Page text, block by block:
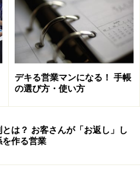
いるともいえるでしょう。
て盗むことができても、相
きない。だから彼らと自分
や頻度であることに気づい
ことしか考えるな！という
きり仕事以外のことを楽し
からビジネスに活かせるア
仕事モードになってしまっ
デキる営業マンになる！ 手帳
の選び方・使い方
は？ お客さんが「お返し」し
作る営業